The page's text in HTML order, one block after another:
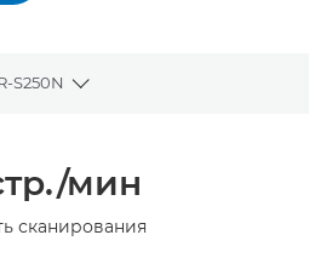
S250N
Toggle breadcrumbs
мин
сканирования